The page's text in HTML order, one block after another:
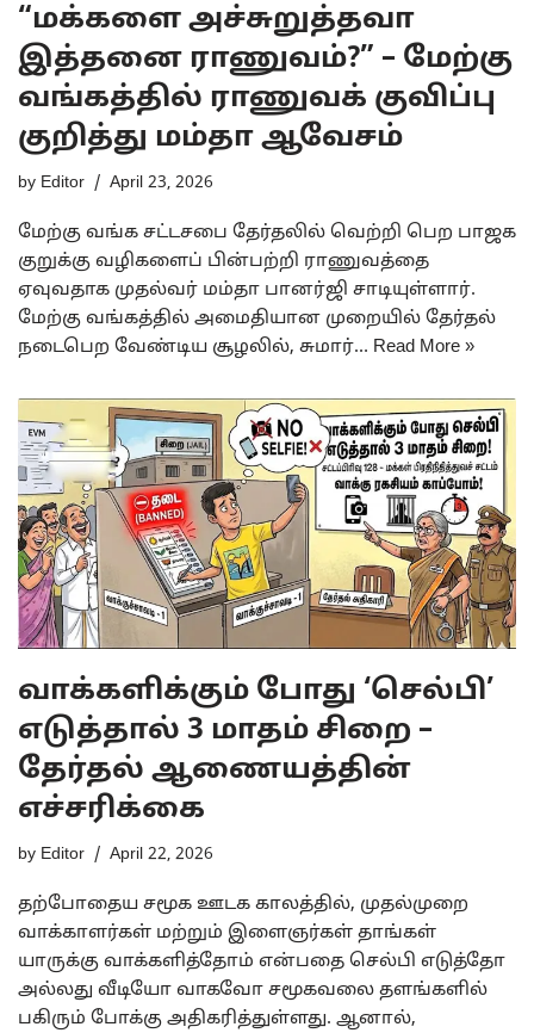
“மக்களை அச்சுறுத்தவா
இத்தனை ராணுவம்?” – மேற்கு
வங்கத்தில் ராணுவக் குவிப்பு
குறித்து மம்தா ஆவேசம்
by Editor April 23, 2026
மேற்கு வங்க சட்டசபை தேர்தலில் வெற்றி பெற பாஜக
குறுக்கு வழிகளைப் பின்பற்றி ராணுவத்தை
ஏவுவதாக முதல்வர் மம்தா பானர்ஜி சாடியுள்ளார்.
மேற்கு வங்கத்தில் அமைதியான முறையில் தேர்தல்
நடைபெற வேண்டிய சூழலில், சுமார்… Read More »
வாக்களிக்கும் போது ‘செல்பி’
எடுத்தால் 3 மாதம் சிறை –
தேர்தல் ஆணையத்தின்
எச்சரிக்கை
by Editor April 22, 2026
தற்போதைய சமூக ஊடக காலத்தில், முதல்முறை
வாக்காளர்கள் மற்றும் இளைஞர்கள் தாங்கள்
யாருக்கு வாக்களித்தோம் என்பதை செல்பி எடுத்தோ
அல்லது வீடியோ வாகவோ சமூகவலை தளங்களில்
பகிரும் போக்கு அதிகரித்துள்ளது. ஆனால்,